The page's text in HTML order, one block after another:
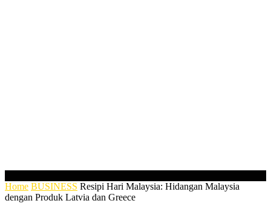
Home BUSINESS Resipi Hari Malaysia: Hidangan Malaysia
dengan Produk Latvia dan Greece